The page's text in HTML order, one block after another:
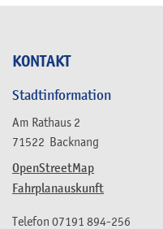
KONTAKT
Stadtinformation
Am Rathaus 2
71522 Backnang
OpenStreetMap
Fahrplanauskunft
Telefon 07191 894-256